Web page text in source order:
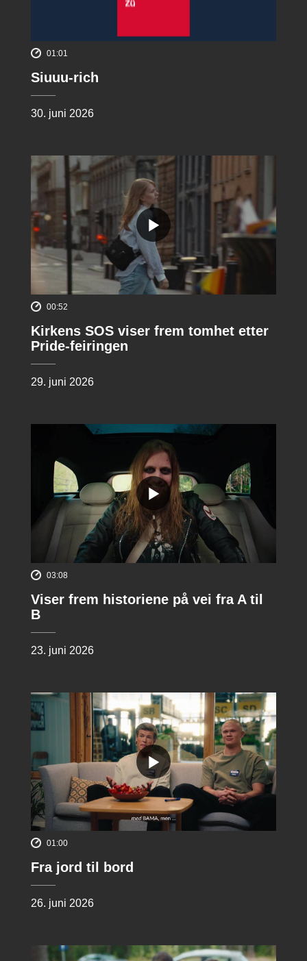
01:01
Siuuu-rich
30. juni 2026
00:52
Kirkens SOS viser frem tomhet etter
Pride-feiringen
29. juni 2026
03:08
Viser frem historiene på vei fra A til
B
23. juni 2026
01:00
Fra jord til bord
26. juni 2026